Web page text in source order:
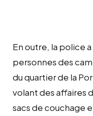
En outre, la police
personnes des
du quartier de la
volant des affaires
sacs de couchage